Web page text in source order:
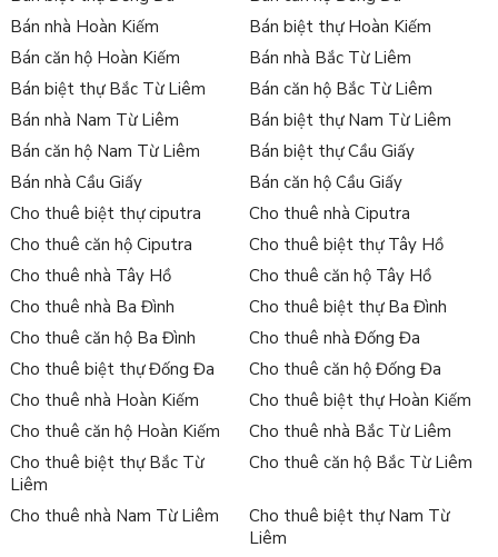
đáng tin cậy.
Với bảng giá thuê và danh sách các căn hộ cho thuê Tây
Hồ mới nhất, bạn có thể dễ dàng so sánh và lựa chọn căn hộ
chung cư phù hợp với nhu cầu và ngân sách của bạn. Chúng tôi
cung cấp thông tin chi tiết về diện tích căn hộ, số phòng ngủ,
tiện ích đi kèm, và mô tả về khu vực xung quanh. Bạn cũng có
thể xem hình ảnh thực tế của căn hộ và đặt lịch hẹn để tham
quan trực tiếp.
Tư vấn thuê và cho thuê căn hộ tại quận Tây Hồ
Tiên phong cung cấp dịch vụ tư vấn, bán căn hộ chung cư quận
Tây Hồ và
, Sàn bất động sản Tân
Longđã xây dựng được cho mình vị trí vững chắc trên thị
trường, tự hào là đơn vị cung cấp dịch vụ tư vấn chuyên
nghiệp, với đội ngũ nhân viên giàu kinh nghiệm, tận tâm chắc
chắn sẽ mang đến không gian sống chuẩn mực nhất, làm
hài lòng đông đảo khách hàng.
Xem thêm:
Mua bán biệt thự quận Tây Hồ Hà Nội
Bán nhà Hoàn Kiếm
Bán biệt thự Hoàn Kiếm
Bán căn hộ Hoàn Kiếm
Bán nhà Bắc Từ Liêm
Bán biệt thự Bắc Từ Liêm
Bán căn hộ Bắc Từ Liêm
Bán nhà Nam Từ Liêm
Bán biệt thự Nam Từ Liêm
Bán căn hộ Nam Từ Liêm
Bán biệt thự Cầu Giấy
Bán nhà Cầu Giấy
Bán căn hộ Cầu Giấy
Cho thuê biệt thự ciputra
Cho thuê nhà Ciputra
Cho thuê căn hộ Ciputra
Cho thuê biệt thự Tây Hồ
Cho thuê nhà Tây Hồ
Cho thuê căn hộ Tây Hồ
Cho thuê nhà Ba Đình
Cho thuê biệt thự Ba Đình
Cho thuê căn hộ Ba Đình
Cho thuê nhà Đống Đa
Cho thuê biệt thự Đống Đa
Cho thuê căn hộ Đống Đa
Cho thuê nhà Hoàn Kiếm
Cho thuê biệt thự Hoàn Kiếm
Cho thuê căn hộ Hoàn Kiếm
Cho thuê nhà Bắc Từ Liêm
Cho thuê biệt thự Bắc Từ
Liêm
Cho thuê căn hộ Bắc Từ Liêm
Cho thuê nhà Nam Từ Liêm
Cho thuê biệt thự Nam Từ
Liêm